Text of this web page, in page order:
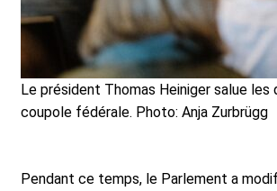
Le président Thomas Heiniger salue
coupole fédérale. Photo: Anja Zurbrügg
Pendant ce temps, le Parlement a